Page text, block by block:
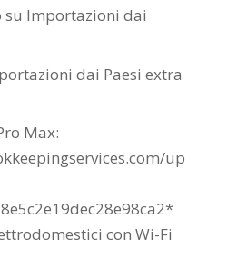
su Importazioni dai
dai Paesi extra
Max:
up
con Wi-Fi